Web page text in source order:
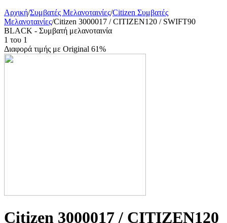
Αρχική/Συμβατές Μελανοταινίες/Citizen Συμβατές
Μελανοταινίες/Citizen 3000017 / CITIZEN120 / SWIFT90
BLACK - Συμβατή μελανοταινία
1 του 1
Διαφορά τιμής με Original 61%
Citizen 3000017 / CITIZEN120